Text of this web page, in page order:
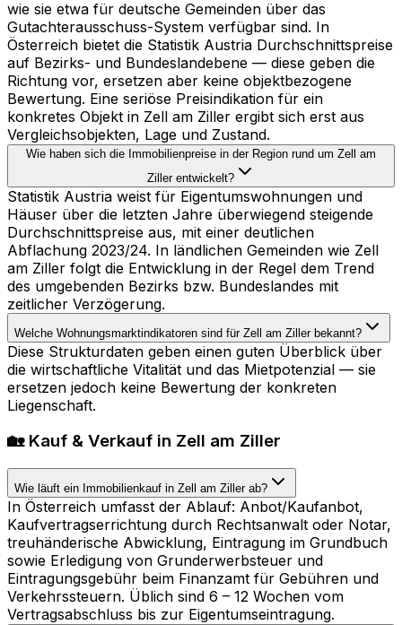
wie sie etwa für deutsche Gemeinden über das
Gutachterausschuss-System verfügbar sind. In
Österreich bietet die Statistik Austria Durchschnittspreise
auf Bezirks- und Bundeslandebene — diese geben die
Richtung vor, ersetzen aber keine objektbezogene
Bewertung. Eine seriöse Preisindikation für ein
konkretes Objekt in Zell am Ziller ergibt sich erst aus
Vergleichsobjekten, Lage und Zustand.
Wie haben sich die Immobilienpreise in der Region rund um Zell am
Ziller entwickelt?
Statistik Austria weist für Eigentumswohnungen und
Häuser über die letzten Jahre überwiegend steigende
Durchschnittspreise aus, mit einer deutlichen
Abflachung 2023/24. In ländlichen Gemeinden wie Zell
am Ziller folgt die Entwicklung in der Regel dem Trend
des umgebenden Bezirks bzw. Bundeslandes mit
zeitlicher Verzögerung.
Welche Wohnungsmarktindikatoren sind für Zell am Ziller bekannt?
Diese Strukturdaten geben einen guten Überblick über
die wirtschaftliche Vitalität und das Mietpotenzial — sie
ersetzen jedoch keine Bewertung der konkreten
Liegenschaft.
🏡 Kauf & Verkauf in Zell am Ziller
Wie läuft ein Immobilienkauf in Zell am Ziller ab?
In Österreich umfasst der Ablauf: Anbot/Kaufanbot,
Kaufvertragserrichtung durch Rechtsanwalt oder Notar,
treuhänderische Abwicklung, Eintragung im Grundbuch
sowie Erledigung von Grunderwerbsteuer und
Eintragungsgebühr beim Finanzamt für Gebühren und
Verkehrssteuern. Üblich sind 6 – 12 Wochen vom
Vertragsabschluss bis zur Eigentumseintragung.